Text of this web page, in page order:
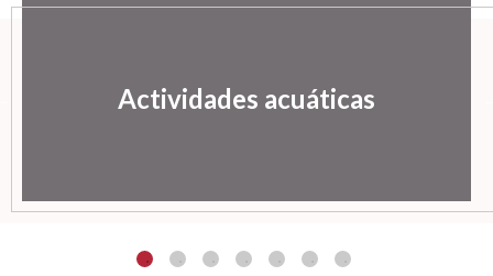
Actividades acuáticas